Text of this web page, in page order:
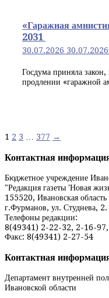
«Гаражная
2031
30.07.2026 30.07.2026
Госдума приняла
продлении «гаражной
Навигация
по
1 2 3 … 377 →
Контактная
Бюджетное учреждение
"Редакция газеты 'Новая
155520, Ивановская область
г.Фурманов, ул. Студнева, 2.
Телефоны редакции:
8(49341) 2-22-32, 2-16-
Факс: 8(49341) 2-27-54
Контактная
Департамент внутренней
Ивановской области